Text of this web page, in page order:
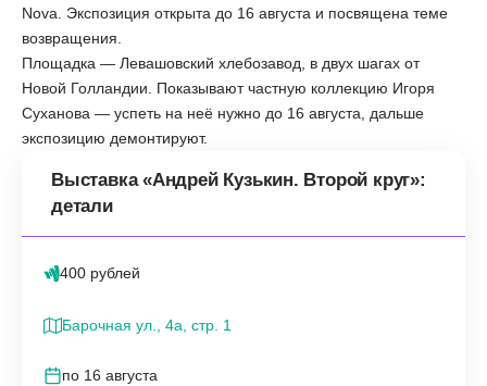
Nova. Экспозиция открыта до 16 августа и посвящена теме
возвращения.
Площадка — Левашовский хлебозавод, в двух шагах от
Новой Голландии. Показывают частную коллекцию Игоря
Суханова — успеть на неё нужно до 16 августа, дальше
экспозицию демонтируют.
Выставка «Андрей Кузькин. Второй круг»:
детали
400 рублей
Барочная ул., 4а, стр. 1
по 16 августа